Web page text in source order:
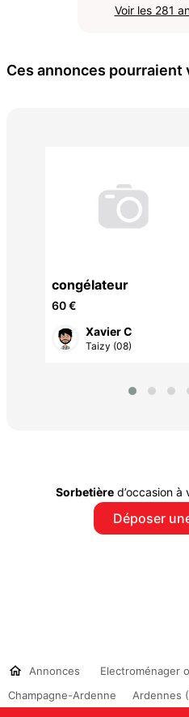
Voir les 281
Ces annonces
congélateur
60 €
Xavier C
Taizy (08)
Sorbetièred’occasion à
Déposer
Annonces
Electroménager
Champagne-Ardenne
Ardennes